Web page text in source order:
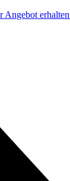
Angebot